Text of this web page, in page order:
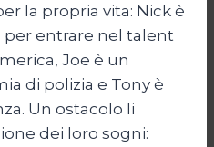
la propria vita: Nick è
per entrare nel talent
Joe è un
di polizia e Tony è
Un ostacolo li
dei loro sogni: